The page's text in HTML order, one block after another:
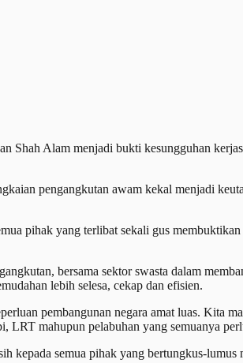
Alam menjadi bukti kesungguhan
pengangkutan awam kekal menjadi
pihak yang terlibat sekali gus
bersama sektor swasta dalam
lebih selesa, cekap dan efisien.
pembangunan negara amat luas. Kita
LRT mahupun pelabuhan yang semuanya
kepada semua pihak yang bertungkus-